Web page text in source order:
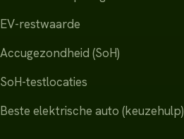
EV-restwaarde
Accugezondheid (SoH)
SoH-testlocaties
Beste elektrische auto (keuzehulp)